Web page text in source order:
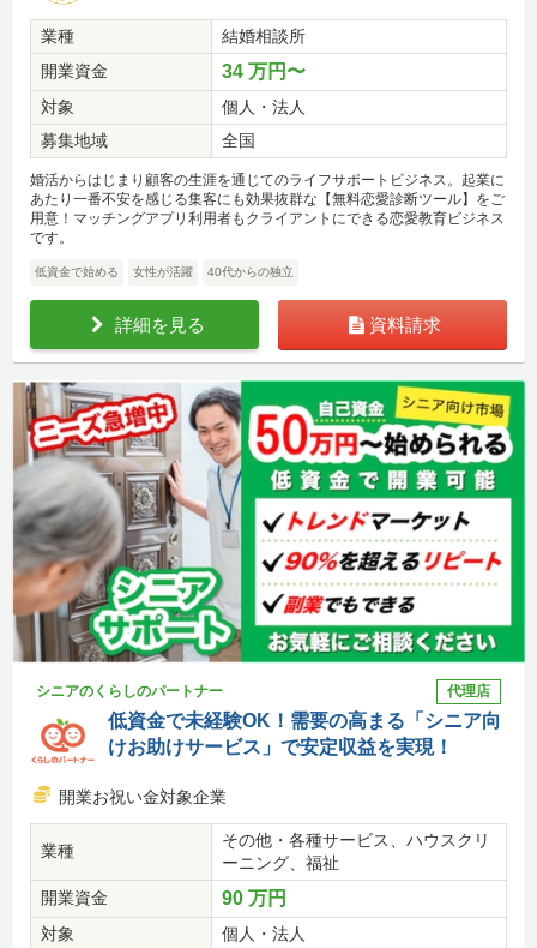
業種
結婚相談所
開業資金
34 万円〜
対象
個人・法人
募集地域
全国
婚活からはじまり顧客の生涯を通じてのライフサポートビジネス。起業に
あたり一番不安を感じる集客にも効果抜群な【無料恋愛診断ツール】をご
用意！マッチングアプリ利用者もクライアントにできる恋愛教育ビジネス
です。
低資金で始める 女性が活躍 40代からの独立
詳細を見る 資料請求
シニアのくらしのパートナー 代理店
低資金で未経験OK！需要の高まる「シニア向
けお助けサービス」で安定収益を実現！
開業お祝い金対象企業
業種
その他・各種サービス、ハウスクリ
ーニング、福祉
開業資金
90 万円
対象 個人・法人